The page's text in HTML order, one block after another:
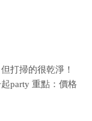
打掃的很乾淨！
party 重點：價格